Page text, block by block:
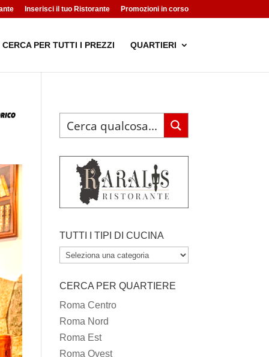
Inserisci il tuo Ristorante Promozioni in corso
CERCA PER TUTTI I PREZZI QUARTIERI
TUTTI I TIPI DI CUCINA
TUTTI
TIPI
DI
CUCINA
CERCA PER QUARTIERE
Roma Centro
Roma Nord
Roma Est
Roma Ovest